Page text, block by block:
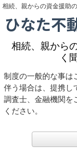
相続、親からの資金援助
ひなた不
相続、親から
く
制度の一般的な事は
伴う場合は、提携し
調査士、金融機関を
ください。